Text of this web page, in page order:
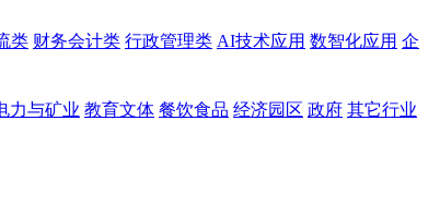
类 财务会计类 行政管理类 AI技术应用 数智化应用 企
力与矿业 教育文体 餐饮食品 经济园区 政府 其它行业